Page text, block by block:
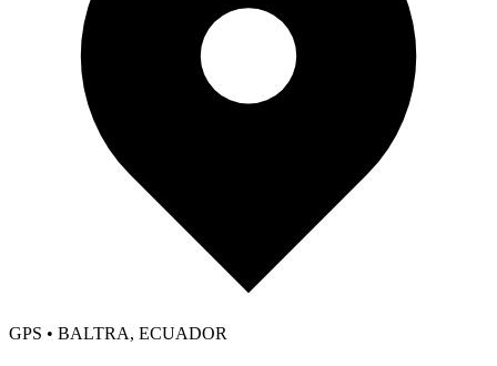
GPS • BALTRA, ECUADOR